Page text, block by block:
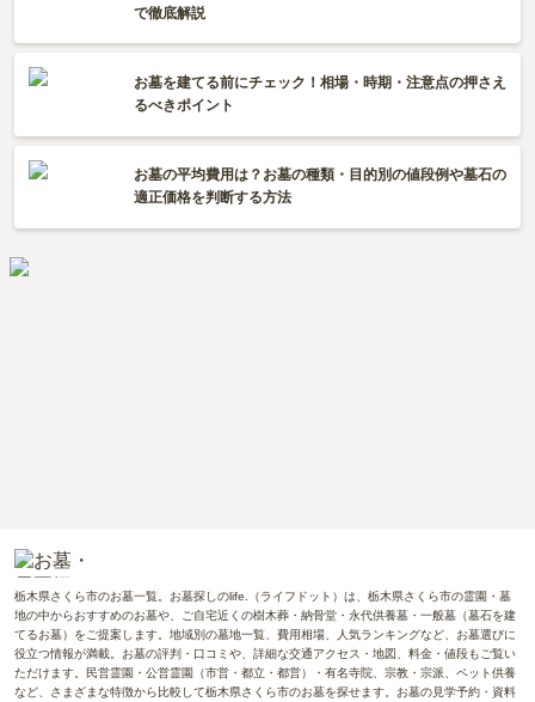
で徹底解説
お墓を建てる前にチェック！相場・時期・注意点の押さえ
るべきポイント
お墓の平均費用は？お墓の種類・目的別の値段例や墓石の
適正価格を判断する方法
栃木県さくら市のお墓一覧。お墓探しのlife.（ライフドット）は、栃木県さくら市の霊園・墓
地の中からおすすめのお墓や、ご自宅近くの樹木葬・納骨堂・永代供養墓・一般墓（墓石を建
てるお墓）をご提案します。地域別の墓地一覧、費用相場、人気ランキングなど、お墓選びに
役立つ情報が満載。お墓の評判・口コミや、詳細な交通アクセス・地図、料金・値段もご覧い
ただけます。民営霊園・公営霊園（市営・都立・都営）・有名寺院、宗教・宗派、ペット供養
など、さまざまな特徴から比較して栃木県さくら市のお墓を探せます。お墓の見学予約・資料